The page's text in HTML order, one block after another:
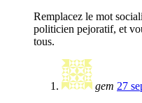
Remplacez le mot
politicien pejoratif, et
tous.
gem 27